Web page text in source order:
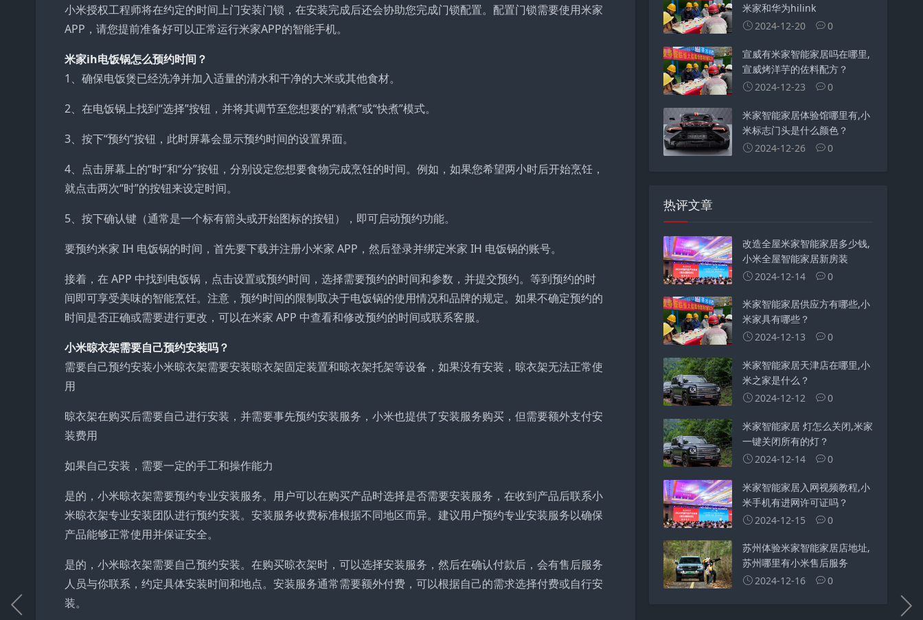
小米授权工程师将在约定的时间上门安装门锁，在安装完成后还会协助您完成门锁配置。配置门锁需要使用米家
APP，请您提前准备好可以正常运行米家APP的智能手机。
米家ih电饭锅怎么预约时间？
1、确保电饭煲已经洗净并加入适量的清水和干净的大米或其他食材。
2、在电饭锅上找到“选择”按钮，并将其调节至您想要的“精煮”或“快煮”模式。
3、按下“预约”按钮，此时屏幕会显示预约时间的设置界面。
4、点击屏幕上的“时”和“分”按钮，分别设定您想要食物完成烹饪的时间。例如，如果您希望两小时后开始烹饪，
就点击两次“时”的按钮来设定时间。
5、按下确认键（通常是一个标有箭头或开始图标的按钮），即可启动预约功能。
要预约米家 IH 电饭锅的时间，首先要下载并注册小米家 APP，然后登录并绑定米家 IH 电饭锅的账号。
接着，在 APP 中找到电饭锅，点击设置或预约时间，选择需要预约的时间和参数，并提交预约。等到预约的时
间即可享受美味的智能烹饪。注意，预约时间的限制取决于电饭锅的使用情况和品牌的规定。如果不确定预约的
时间是否正确或需要进行更改，可以在米家 APP 中查看和修改预约的时间或联系客服。
小米晾衣架需要自己预约安装吗？
需要自己预约安装小米晾衣架需要安装晾衣架固定装置和晾衣架托架等设备，如果没有安装，晾衣架无法正常使
用
晾衣架在购买后需要自己进行安装，并需要事先预约安装服务，小米也提供了安装服务购买，但需要额外支付安
装费用
如果自己安装，需要一定的手工和操作能力
是的，小米晾衣架需要预约专业安装服务。用户可以在购买产品时选择是否需要安装服务，在收到产品后联系小
米晾衣架专业安装团队进行预约安装。安装服务收费标准根据不同地区而异。建议用户预约专业安装服务以确保
产品能够正常使用并保证安全。
是的，小米晾衣架需要自己预约安装。在购买晾衣架时，可以选择安装服务，然后在确认付款后，会有售后服务
人员与你联系，约定具体安装时间和地点。安装服务通常需要额外付费，可以根据自己的需求选择付费或自行安
装。
米家和华为hilink
2024-12-20
0
宣威有米家智能家居吗在哪里,
宣威烤洋芋的佐料配方？
2024-12-23
0
米家智能家居体验馆哪里有,小
米标志门头是什么颜色？
2024-12-26
0
热评文章
改造全屋米家智能家居多少钱,
小米全屋智能家居新房装
2024-12-14
0
米家智能家居供应方有哪些,小
米家具有哪些？
2024-12-13
0
米家智能家居天津店在哪里,小
米之家是什么？
2024-12-12
0
米家智能家居 灯怎么关闭,米家
一键关闭所有的灯？
2024-12-14
0
米家智能家居入网视频教程,小
米手机有进网许可证吗？
2024-12-15
0
苏州体验米家智能家居店地址,
苏州哪里有小米售后服务
2024-12-16
0